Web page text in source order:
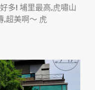
多! 埔里最高,虎嘯山
,超美啊〜 虎